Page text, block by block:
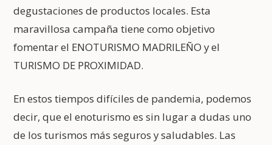
degustaciones de productos locales. Esta
maravillosa campaña tiene como objetivo
fomentar el ENOTURISMO MADRILEÑO y el
TURISMO DE PROXIMIDAD.
En estos tiempos difíciles de pandemia, podemos
decir, que el enoturismo es sin lugar a dudas uno
de los turismos más seguros y saludables. Las